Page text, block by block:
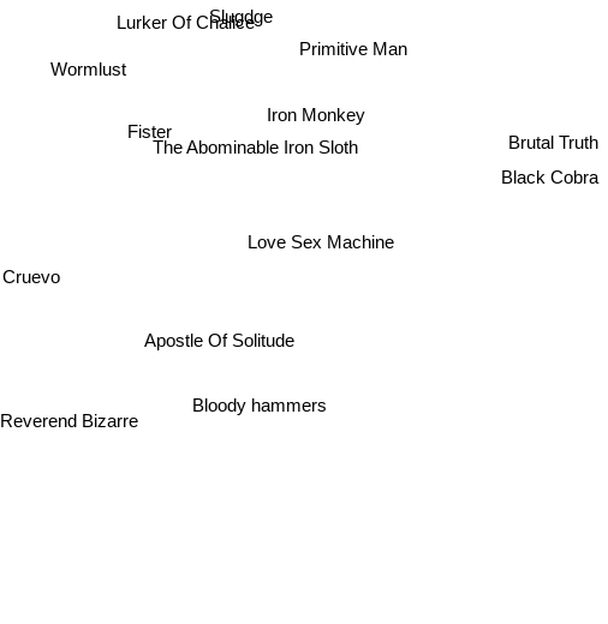
Cruevo
Reverend Bizarre
Wormlust
Iron Monkey
Apostle Of Solitude
Bloody hammers
Fister
Slugdge
Lurker Of Chalice
The Abominable Iron Sloth
Love Sex Machine
Brutal Truth
Black Cobra